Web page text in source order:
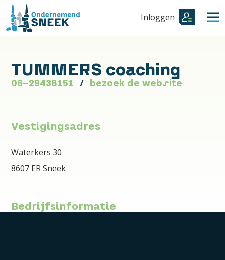
Inloggen
TUMMERS coaching
06-29438151 bezoek de website
Vestigingsadres
Waterkers 30
8607 ER Sneek
Bedrijfsinformatie